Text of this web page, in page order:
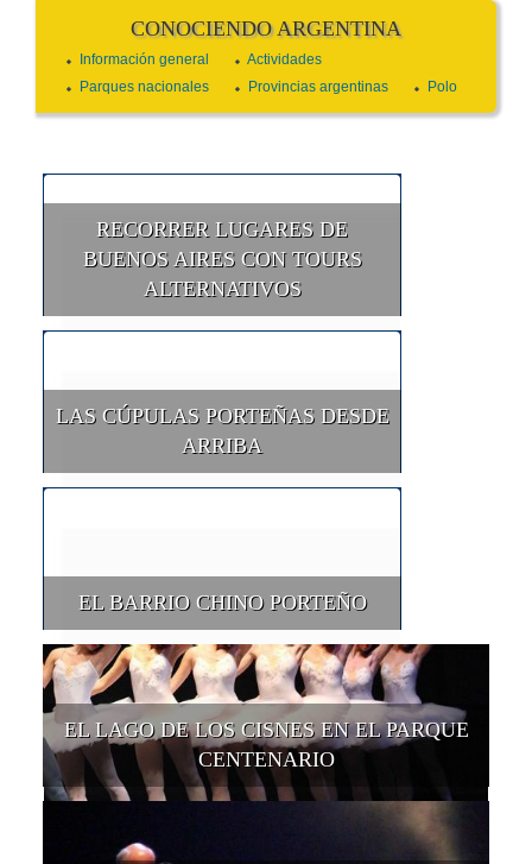
CONOCIENDO ARGENTINA
Información general
Actividades
Parques nacionales
Provincias argentinas Polo
RECORRER LUGARES DE
BUENOS AIRES CON TOURS
ALTERNATIVOS
LAS CÚPULAS PORTEÑAS DESDE
ARRIBA
EL BARRIO CHINO PORTEÑO
EL LAGO DE LOS CISNES EN EL PARQUE
CENTENARIO